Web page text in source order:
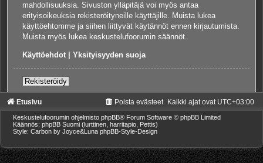
mahdollisuuksia. Sivuston ylläpitäjä voi myös antaa
erityisoikeuksia rekisteröityneille käyttäjille. Muista lukea
käyttöehtomme ja siihen liittyvät käytännöt ennen kirjautumista.
Muista myös lukea keskustelufoorumin säännöt.
Käyttöehdot| Yksityisyyden suoja
Rekisteröidy
Etusivu Kaikki ajat ovat UTC+03:00
Poista evästeet
Keskustelufoorumin ohjelmisto phpBB® Forum Software © phpBB Limited
Käännös: phpBB Suomi (lurttinen, harritapio, Pettis)
Style: Carbon by Joyce&Luna phpBB-Style-Design